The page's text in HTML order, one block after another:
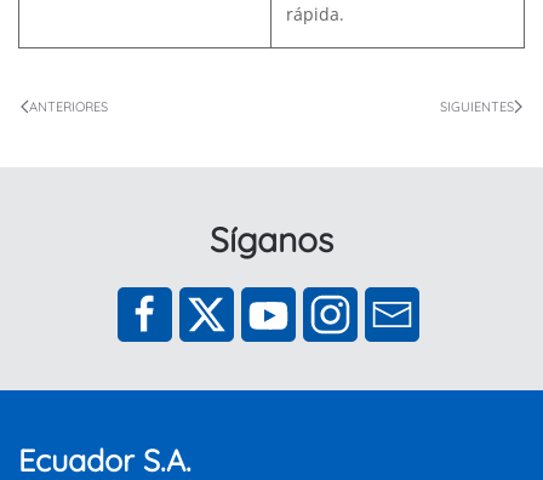
rápida.
ANTERIORES SIGUIENTES
Síganos
Ecuador S.A.